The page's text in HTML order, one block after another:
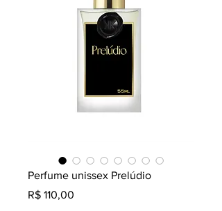
Perfume unissex Prelúdio
R$ 110,00